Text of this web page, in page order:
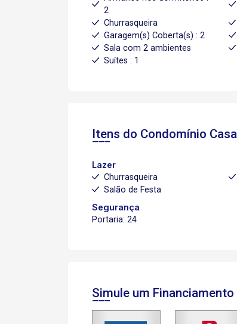
2
Churrasqueira
Garagem(s) Coberta(s) : 2
Sala com 2 ambientes
Suítes : 1
Itens do Condomínio Casa
Lazer
Churrasqueira
Salão de Festa
Segurança
Portaria: 24
Simule um Financiamento